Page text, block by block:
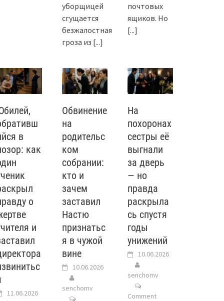
уборщицей
сгущается
безжалостная
гроза из [...]
почтовых
ящиков. Но
[...]
в
как
о
и
11.06.2026
Обвинение
на
родительс
ком
собрании:
кто и
зачем
заставил
Настю
признатьс
я в чужой
вине
10.06.2026
senchomv
На
похоронах
сестры её
выгнали
за дверь
— но
правда
раскрыла
сь спустя
годы
унижений
10.06.2026
senchomv
Comment